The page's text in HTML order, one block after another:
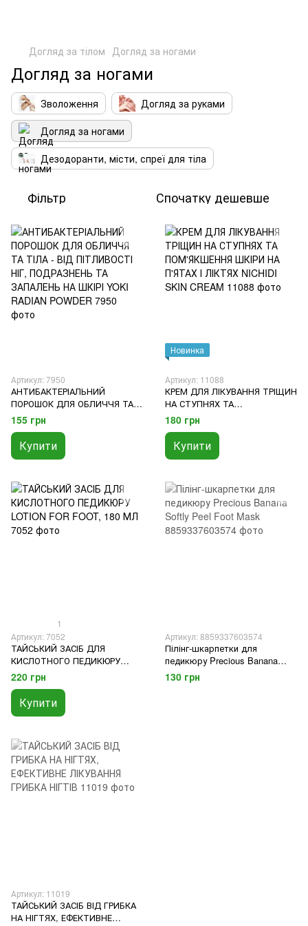
Догляд за тілом Догляд за ногами
Догляд за ногами
Зволоження
Догляд за руками
Догляд за ногами
Дезодоранти, місти, спреї для тіла
Фільтр Спочатку дешевше
Артикул: 7950
АНТИБАКТЕРІАЛЬНИЙ
ПОРОШОК ДЛЯ ОБЛИЧЧЯ ТА
ТІЛА - ВІД ПІТЛИВОСТІ НІГ,
ПОДРАЗНЕНЬ ТА ЗАПАЛЕНЬ
НА ШКІРІ YOKI RADIAN
POWDER
155 грн
Купити
Новинка
Артикул: 11088
КРЕМ ДЛЯ ЛІКУВАННЯ ТРІЩИН
НА СТУПНЯХ ТА
ПОМ'ЯКШЕННЯ ШКІРИ НА
П'ЯТАХ І ЛІКТЯХ NICHIDI SKIN
CREAM
180 грн
Купити
1
Артикул: 7052
ТАЙСЬКИЙ ЗАСІБ ДЛЯ
КИСЛОТНОГО ПЕДИКЮРУ
LOTION FOR FOOT, 180 МЛ
220 грн
Купити
Артикул: 8859337603574
Пілінг-шкарпетки для
педикюру Precious Banana
Softly Peel Foot Mask
130 грн
Артикул: 11019
ТАЙСЬКИЙ ЗАСІБ ВІД ГРИБКА
НА НІГТЯХ, ЕФЕКТИВНЕ